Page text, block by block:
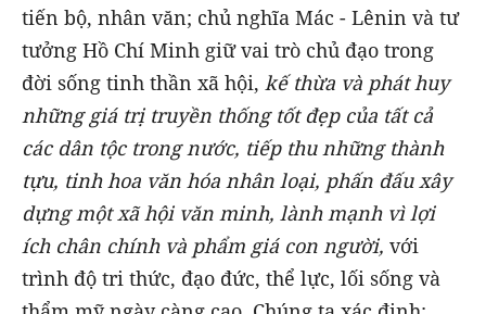
tiến bộ, nhân văn; chủ nghĩa Mác - Lênin và tư
tưởng Hồ Chí Minh giữ vai trò chủ đạo trong
đời sống tinh thần xã hội, kế thừa và phát huy
những giá trị truyền thống tốt đẹp của tất cả
các dân tộc trong nước, tiếp thu những thành
tựu, tinh hoa văn hóa nhân loại, phấn đấu xây
dựng một xã hội văn minh, lành mạnh vì lợi
ích chân chính và phẩm giá con người, với
trình độ tri thức, đạo đức, thể lực, lối sống và